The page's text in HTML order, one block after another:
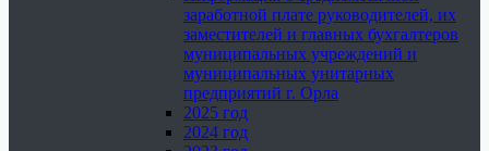
заработной плате руководителей, их
заместителей и главных бухгалтеров
муниципальных учреждений и
муниципальных унитарных
предприятий г. Орла
2025 год
2024 год